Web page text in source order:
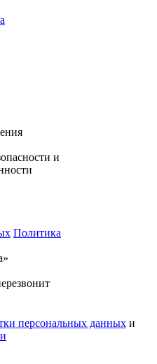
и
Политика
персональных данных и